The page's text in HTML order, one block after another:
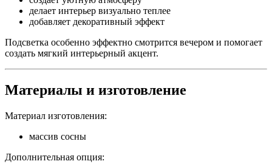
делает интерьер визуально теплее
добавляет декоративный эффект
Подсветка особенно эффектно смотрится вечером и помогает
создать мягкий интерьерный акцент.
Материалы и изготовление
Материал изготовления:
массив сосны
Дополнительная опция: